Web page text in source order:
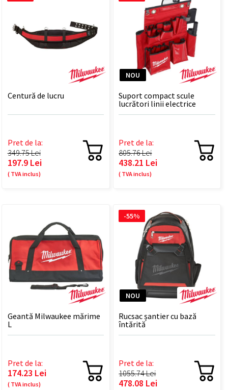
Centură de lucru
Pret de la:
349.75 Lei
197.9 Lei
( TVA inclus)
NOU
Suport compact scule
lucrători linii electrice
aeriene de înaltă tensiune
Pret de la:
805.76 Lei
438.21 Lei
( TVA inclus)
Geantă Milwaukee mărime
L
Pret de la:
174.23 Lei
( TVA inclus)
NOU
Rucsac șantier cu bază
întărită
Pret de la:
1055.74 Lei
478.08 Lei
-55%